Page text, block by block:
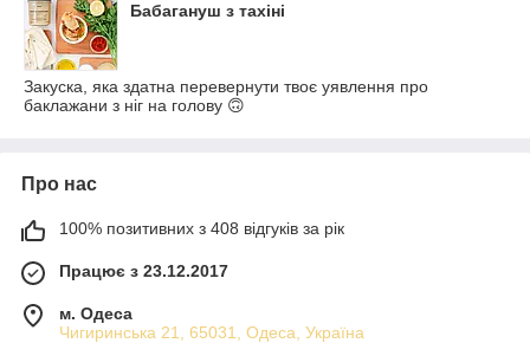
Бабагануш з тахіні
Закуска, яка здатна перевернути твоє уявлення про
баклажани з ніг на голову 🙃
Про нас
100% позитивних з 408 відгуків за рік
Працює з 23.12.2017
м. Одеса
Чигиринська 21, 65031, Одеса, Україна